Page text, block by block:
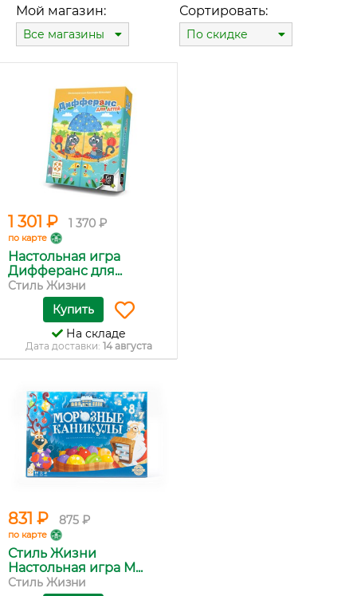
Мой магазин:
Все магазины
Сортировать:
По скидке
1 301 ₽ 1 370 ₽
по карте
Настольная игра
Дифферанс для...
Стиль Жизни
Купить
На складе
Дата доставки: 14 августа
831 ₽ 875 ₽
по карте
Стиль Жизни
Настольная игра М...
Стиль Жизни